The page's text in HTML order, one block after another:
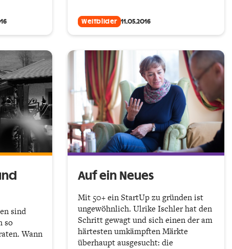
Weltbilder 11.05.2016
sind
so
Wann
Auf ein Neues
Mit 50+ ein StartUp zu gründen ist
ungewöhnlich. Ulrike Ischler hat den
Schritt gewagt und sich einen der am
härtesten umkämpften Märkte
überhaupt ausgesucht: die